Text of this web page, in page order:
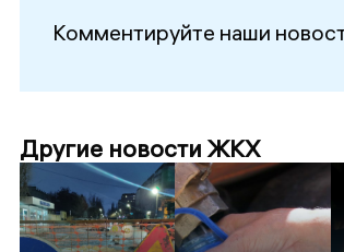
Комментируйте наши
Другие новости ЖКХ